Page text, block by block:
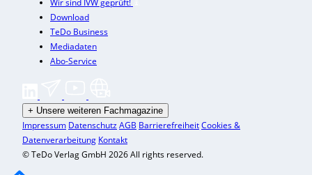
Wir sind IVW geprüft!
Download
TeDo Business
Mediadaten
Abo-Service
+ Unsere weiteren Fachmagazine
Impressum DatenschutzAGB BarrierefreiheitCookies &
Datenverarbeitung Kontakt
© TeDo Verlag GmbH 2026 All rights reserved.